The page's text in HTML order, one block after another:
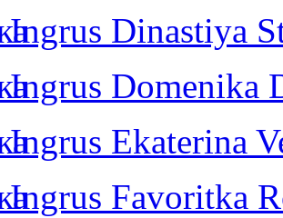
Ingrus Dinastiya
Ingrus Domenika
Ingrus Ekaterina
Ingrus Favoritka